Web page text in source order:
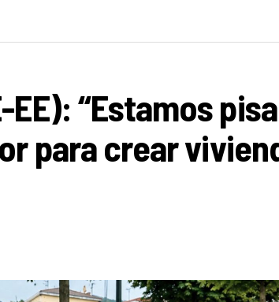
EE): “Estamos
para crear